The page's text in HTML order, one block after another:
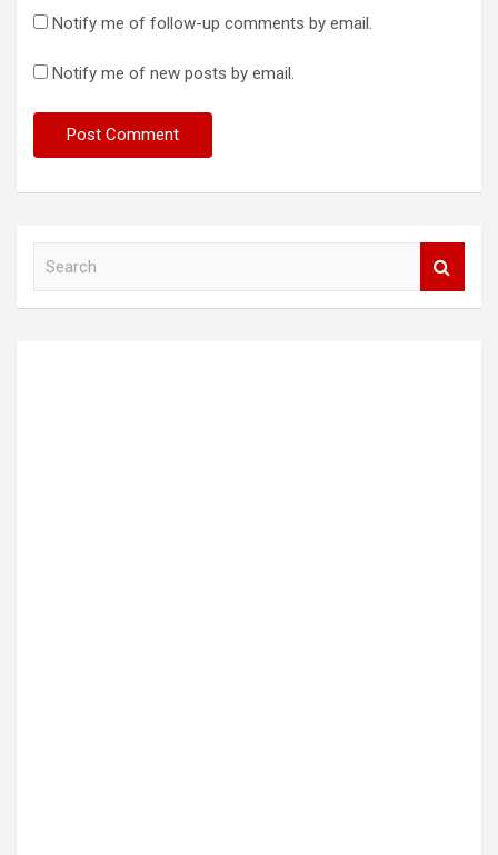
Notify me of follow-up comments by email.
Notify me of new posts by email.